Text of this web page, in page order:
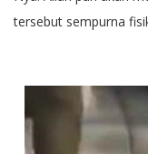
tersebut sempurna